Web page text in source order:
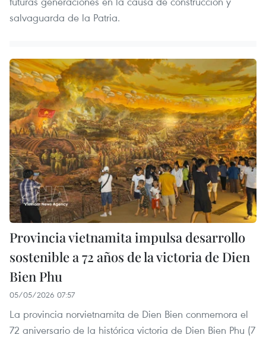
salvaguarda de la Patria.
Provincia vietnamita impulsa desarrollo
sostenible a 72 años de la victoria de Dien
Bien Phu
05/05/2026 07:57
La provincia norvietnamita de Dien Bien conmemora el
72 aniversario de la histórica victoria de Dien Bien Phu (7